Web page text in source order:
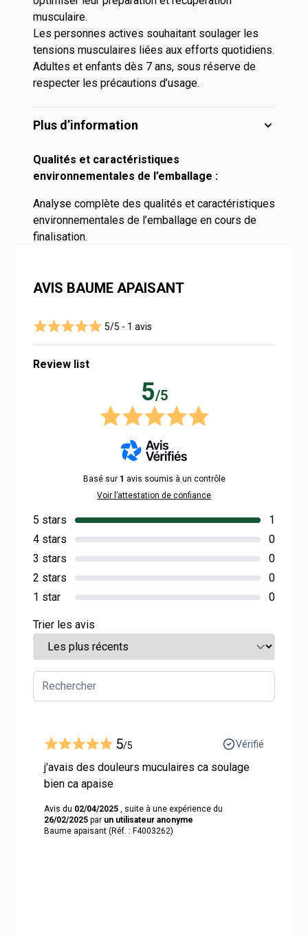
musculaire.
Les personnes actives souhaitant soulager les
tensions musculaires liées aux efforts quotidiens.
Adultes et enfants dès 7 ans, sous réserve de
respecter les précautions d’usage.
Plus d’information
Qualités et caractéristiques
environnementales de l’emballage :
Analyse complète des qualités et caractéristiques
environnementales de l’emballage en cours de
finalisation.
AVIS BAUME APAISANT
5/5 - 1 avis
Review list
5/5
Basé sur 1 avis soumis à un contrôle
Voir l’attestation de confiance
5 stars
1
4 stars
0
3 stars
0
2 stars
0
1 star
0
Trier les avis
5/5 Vérifié
j'avais des douleurs muculaires ca soulage
bien ca apaise
Avis du 02/04/2025 , suite à une expérience du
26/02/2025 par un utilisateur anonyme
Baume apaisant (Réf. : F4003262)